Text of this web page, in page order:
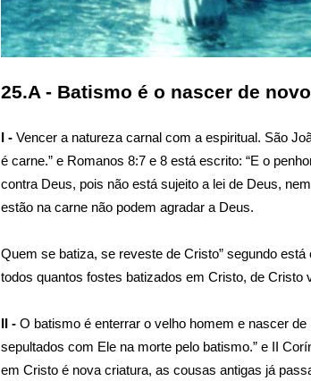
25.A - Batismo é o nascer de
I - Vencer a natureza carnal com a espiritual. São
é carne.” e Romanos 8:7 e 8 está escrito: “E o
contra Deus, pois não está sujeito a lei de Deus,
estão na carne não podem agradar a Deus.
Quem se batiza, se reveste de Cristo” segundo
todos quantos fostes batizados em Cristo, de Cristo
II - O batismo é enterrar o velho homem e nascer
sepultados com Ele na morte pelo batismo.” e II
em Cristo é nova criatura, as cousas antigas já